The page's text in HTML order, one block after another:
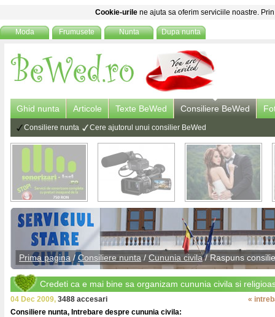
Cookie-urile ne ajuta sa oferim serviciile noastre.
Moda Frumusete Nunta Dupa nunta
Ghid nunta Articole Texte BeWed Consiliere BeWed
Consiliere nunta Cere ajutorul unui consilier BeWed
Prima pagina /Consiliere nunta / Cununia civila/ Raspuns
Credeti ca e mai bine sa organizam cununia civila si
04 Dec 2009, 3488 accesari
«
Consiliere nunta, Intrebare despre cununia civila: